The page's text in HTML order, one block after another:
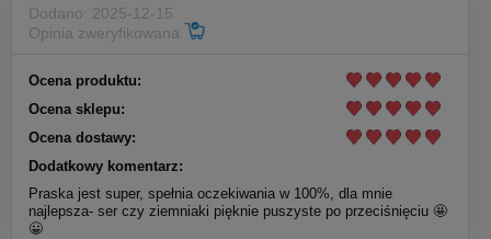
Dodano: 2025-12-15
Opinia zweryfikowana
Ocena produktu:
Ocena sklepu:
Ocena dostawy:
Dodatkowy komentarz:
Praska jest super, spełnia oczekiwania w 100%, dla mnie
najlepsza- ser czy ziemniaki pięknie puszyste po przeciśnięciu 🤩
😀